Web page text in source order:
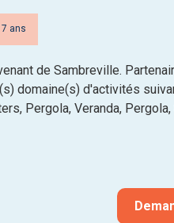
ans
de Sambreville.
domaine(s) d'activités
Pergola, Veranda,